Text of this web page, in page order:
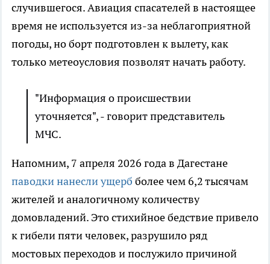
случившегося. Авиация спасателей в настоящее
время не используется из-за неблагоприятной
погоды, но борт подготовлен к вылету, как
только метеоусловия позволят начать работу.
"Информация о происшествии
уточняется", - говорит представитель
МЧС.
Напомним, 7 апреля 2026 года в Дагестане
паводки нанесли ущерб более чем 6,2 тысячам
жителей и аналогичному количеству
домовладений. Это стихийное бедствие привело
к гибели пяти человек, разрушило ряд
мостовых переходов и послужило причиной